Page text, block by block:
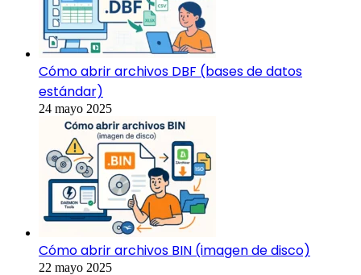
Cómo abrir archivos DBF (bases de datos
estándar)
24 mayo 2025
Cómo abrir archivos BIN (imagen de disco)
22 mayo 2025